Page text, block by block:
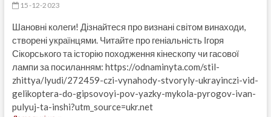
15-12-2023
Шановні колеги! Дізнайтеся про визнані світом винаходи,
створені українцями. Читайте про геніальність Ігоря
Сікорського та історію походження кінескопу чи гасової
лампи за посиланням: https://odnaminyta.com/stil-
zhittya/lyudi/272459-czi-vynahody-stvoryly-ukrayinczi-vid-
gelikoptera-do-gipsovoyi-pov-yazky-mykola-pyrogov-ivan-
pulyuj-ta-inshi?utm_source=ukr.net